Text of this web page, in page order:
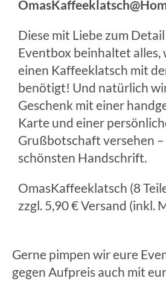
Diese mit Liebe zum
Eventbox beinhaltet alles,
einen Kaffeeklatsch mit
benötigt! Und natürlich
Geschenk mit einer
Karte und einer
Grußbotschaft versehen
schönsten Handschrift.
OmasKaffeeklatsch (8
zzgl. 5,90 € Versand (inkl.
Gerne pimpen wir eure
gegen Aufpreis auch mit